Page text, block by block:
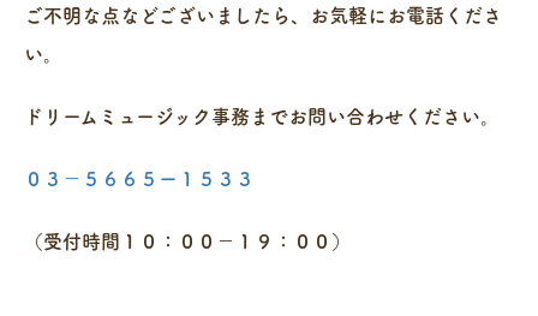
ご不明な点などございましたら、お気軽にお電話くださ
い。
ドリームミュージック事務までお問い合わせください。
０３－５６６５ー１５３３
（受付時間１０：００－１９：００）